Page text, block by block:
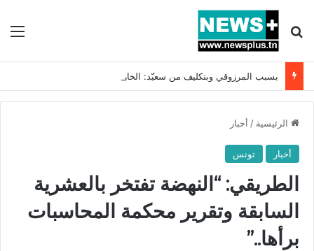
بحث عن
الرئيسية / أخبار
أخبار تونس
الطريقي: “النهضة تفتخر بالعشرية
السابقة وتقرير محكمة المحاسبات
برأها..”